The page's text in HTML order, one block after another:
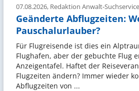
07.08.2026, Redaktion Anwalt-Suchservice
Geänderte Abflugzeiten:
Pauschalurlauber?
Für Flugreisende ist dies ein
Flughafen, aber der gebuchte Flug
Anzeigentafel. Haftet der
Flugzeiten ändern? Immer wieder
Abflugzeiten von ...